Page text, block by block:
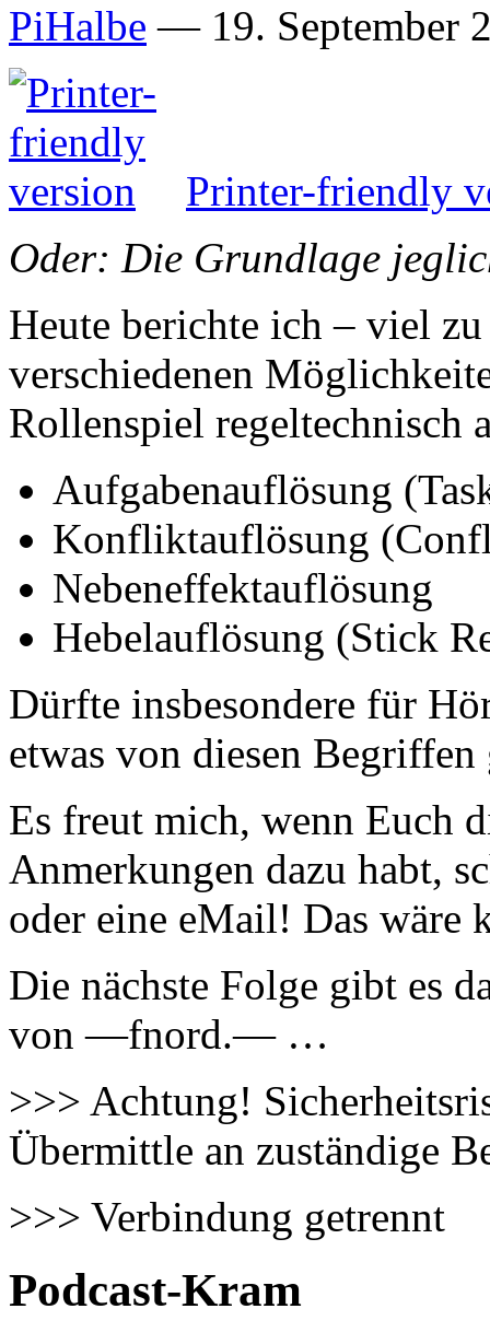
PiHalbe — 19. September
Printer-friendly
Oder: Die Grundlage
Heute berichte ich – viel
verschiedenen
Rollenspiel regeltechnisch
Aufgabenauflösung
Konfliktauflösung
Nebeneffektauflösung
Hebelauflösung (Stick
Dürfte insbesondere für
etwas von diesen Begriffen
Es freut mich, wenn Euch
Anmerkungen dazu habt,
oder eine eMail! Das wäre
Die nächste Folge gibt es
von —fnord.— …
>>> Achtung!
Übermittle an zuständige
>>> Verbindung getrennt
Podcast-Kram